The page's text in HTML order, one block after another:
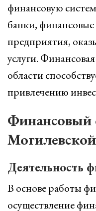
финансовую
банки,
предприятия,
услуги.
области
привлечению
Финансовый
Деятельность
В основе работы
осуществление